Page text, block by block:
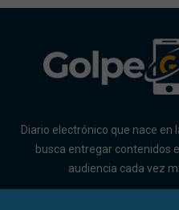
Diario electrónico que nace en
busca entregar contenidos
audiencia cada vez